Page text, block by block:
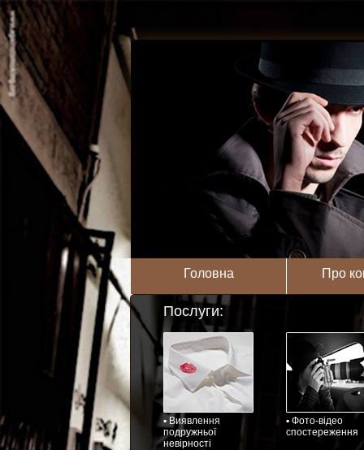
Головна Про
Послуги:
▪ Виявлення
подружньої
невірності
▪ Фото-відео
спостереження